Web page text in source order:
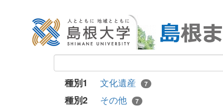
種別1 文化遺産 7
種別2 その他 7